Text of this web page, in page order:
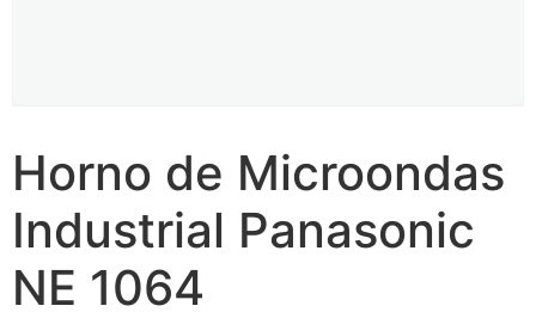
Horno de Microondas
Industrial Panasonic
NE 1064